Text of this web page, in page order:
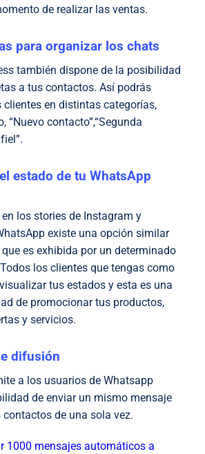
de realizar las ventas.
para organizar los chats
también dispone de la posibilidad
a tus contactos. Así podrás
clientes en distintas categorías,
“Nuevo contacto”,“Segunda
estado de tu WhatsApp
los stories de Instagram y
existe una opción similar
es exhibida por un determinado
los clientes que tengas como
tus estados y esta es una
de promocionar tus productos,
y servicios.
difusión
a los usuarios de Whatsapp
de enviar un mismo mensaje
de una sola vez.
1000 mensajes automáticos a